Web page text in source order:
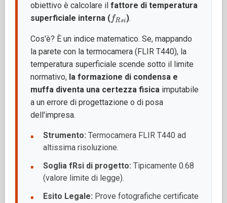
obiettivo è calcolare il fattore di temperatura
superficiale interna (
fRsi
).
Cos'è? È un indice matematico. Se, mappando
la parete con la termocamera (FLIR T440), la
temperatura superficiale scende sotto il limite
normativo, la formazione di condensa e
muffa diventa una certezza fisicaimputabile
a un errore di progettazione o di posa
dell'impresa.
Strumento: Termocamera FLIR T440 ad
altissima risoluzione.
Soglia fRsi di progetto: Tipicamente 0.68
(valore limite di legge).
Esito Legale: Prove fotografiche certificate